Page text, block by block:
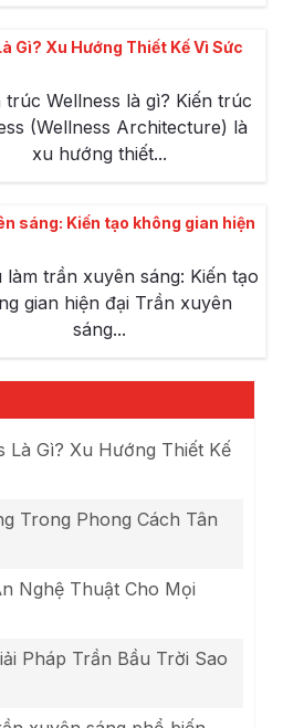
Gì? Xu Hướng Thiết Kế Vì Sức
trúc Wellness là gì? Kiến trúc
(Wellness Architecture) là
xu hướng thiết...
sáng: Kiến tạo không gian hiện
làm trần xuyên sáng: Kiến tạo
gian hiện đại Trần xuyên
sáng...
Là Gì? Xu Hướng Thiết Kế
Trong Phong Cách Tân
Nghệ Thuật Cho Mọi
Pháp Trần Bầu Trời Sao